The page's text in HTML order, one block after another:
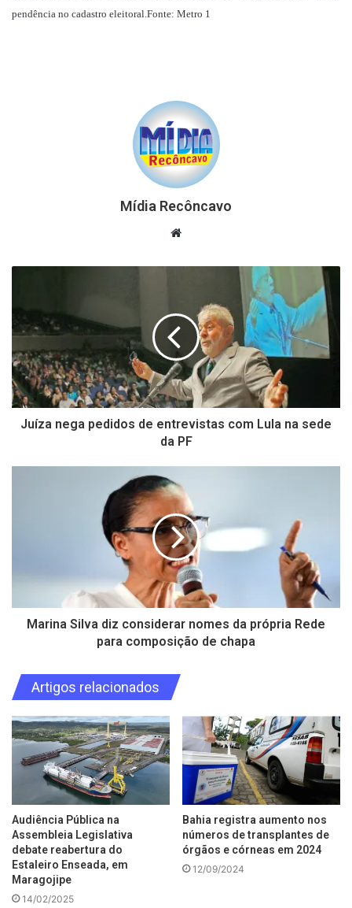
pendência no cadastro eleitoral.Fonte: Metro 1
Mídia Recôncavo
Website
Juíza nega pedidos de entrevistas com Lula na sede
da PF
Marina Silva diz considerar nomes da própria Rede
para composição de chapa
Artigos relacionados
Audiência Pública na
Assembleia Legislativa
debate reabertura do
Estaleiro Enseada, em
Maragojipe
14/02/2025
Bahia registra aumento nos
números de transplantes de
órgãos e córneas em 2024
12/09/2024